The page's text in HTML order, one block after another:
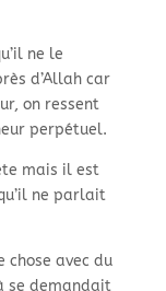
ne le
d’Allah car
on ressent
perpétuel.
mais il est
ne parlait
chose avec du
se demandait